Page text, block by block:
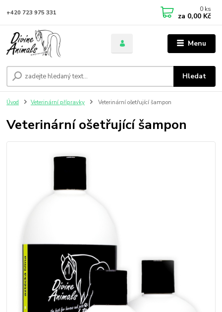
Menu
Hledat
+420 723 975 331 0 ks
za 0,00 Kč
Úvod Veterinární přípravky Veterinární ošetřující šampon
Veterinární ošetřující šampon